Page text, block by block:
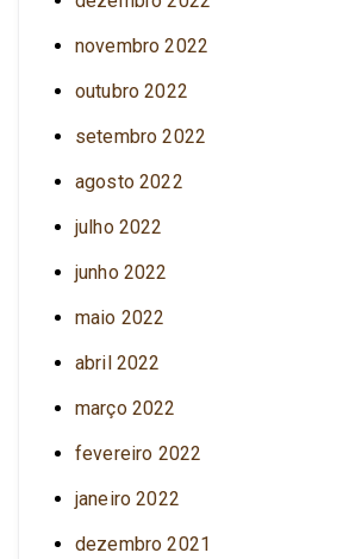
novembro 2022
outubro 2022
setembro 2022
agosto 2022
julho 2022
junho 2022
maio 2022
abril 2022
março 2022
fevereiro 2022
janeiro 2022
dezembro 2021